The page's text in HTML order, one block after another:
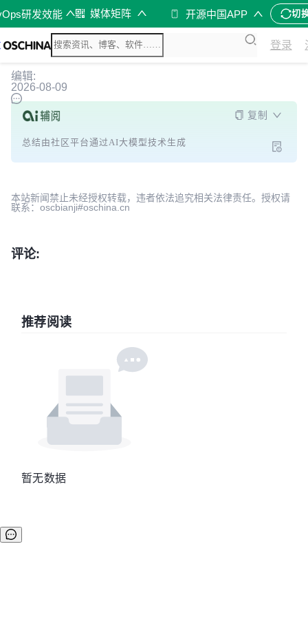
研发效能 媒体矩阵 开源中国APP 切
登录
编辑:
2026-08-09
复制
总结由社区平台通过AI大模型技术生成
本站新闻禁止未经授权转载，违者依法追究相关法律责任。授权请
联系：oscbianji#oschina.cn
评论:
推荐阅读
暂无数据